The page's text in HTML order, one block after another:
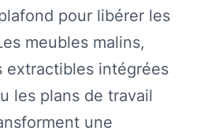
pour libérer les
meubles malins,
extractibles intégrées
les plans de travail
une